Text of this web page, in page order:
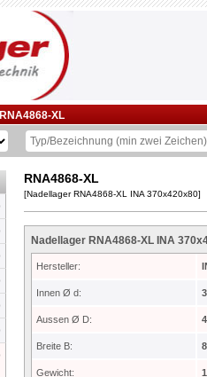
RNA4868-XL
RNA4868-XL
[Nadellager RNA4868-XL INA 370x420x80]
Nadellager RNA4868-XL INA
Hersteller:
Innen Ø d:
Aussen Ø D:
Breite B:
Gewicht: